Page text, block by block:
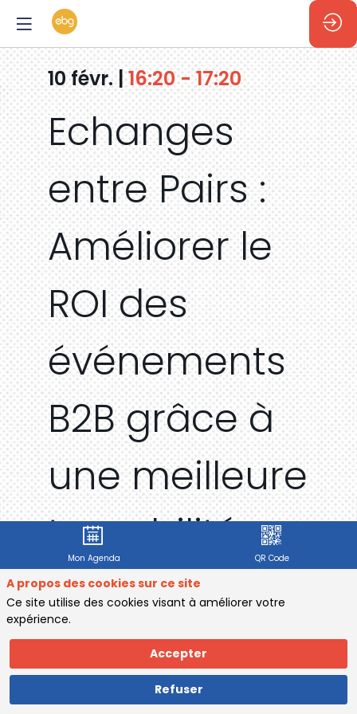
10 févr. |16:20 - 17:20
Echanges
entre Pairs :
Améliorer le
ROI des
événements
B2B grâce à
une meilleure
traçabilité
Salle :Salle 4
Evaluer
workshop
Mon Agenda QR Code
A propos des cookies sur ce site
Ce site utilise des cookies visant à améliorer votre
expérience.
Accepter
Refuser